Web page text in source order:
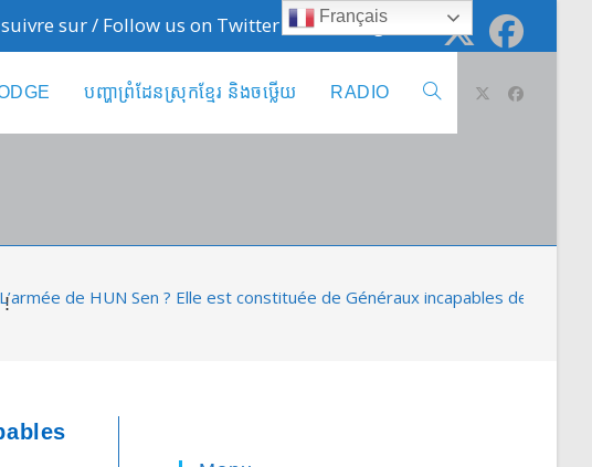
sur / Follow us on Twitter @cambodge_info
បញ្ហាព្រំដែនស្រុកខ្មែរ និងចឞ្លើយ RADIO Toggle
de HUN Sen ? Elle est constituée de Généraux incapables de se
Français